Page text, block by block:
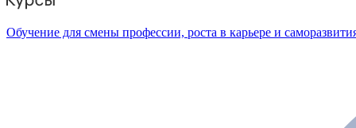
Обучение для смены профессии, роста в карьере и